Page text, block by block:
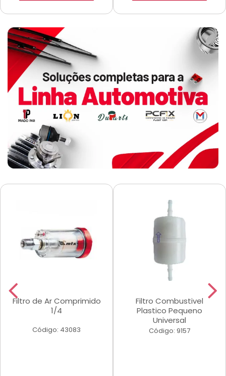
Filtro de Ar Comprimido
1/4
Código: 43083
Filtro Combustivel
Plastico Pequeno
Universal
Código: 9157